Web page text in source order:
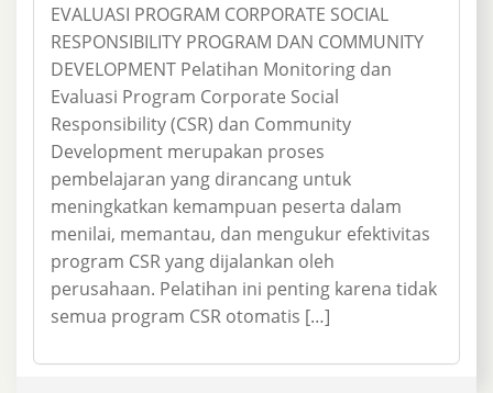
EVALUASI PROGRAM CORPORATE SOCIAL
RESPONSIBILITY PROGRAM DAN COMMUNITY
DEVELOPMENT Pelatihan Monitoring dan
Evaluasi Program Corporate Social
Responsibility (CSR) dan Community
Development merupakan proses
pembelajaran yang dirancang untuk
meningkatkan kemampuan peserta dalam
menilai, memantau, dan mengukur efektivitas
program CSR yang dijalankan oleh
perusahaan. Pelatihan ini penting karena tidak
semua program CSR otomatis […]